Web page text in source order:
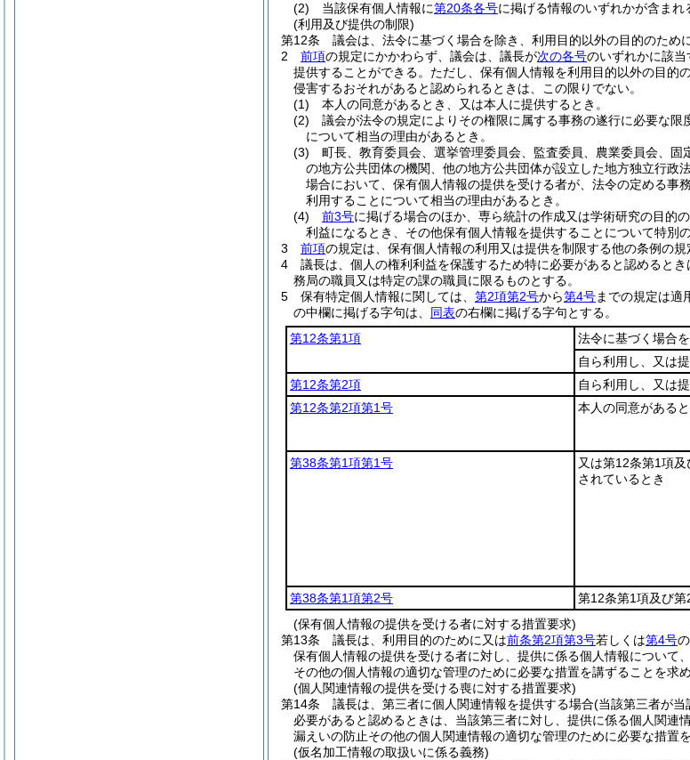
(2)
当該保有個人情報に第20条各号に掲げる情報のいずれかが含まれ
(利用及び提供の制限)
第12条
議会は、法令に基づく場合を除き、利用目的以外の目的のため
2
前項の規定にかかわらず、議会は、議長が次の各号のいずれかに該
提供することができる。 ただし、保有個人情報を利用目的以外の目的
侵害するおそれがあると認められるときは、この限りでない。
(1)
本人の同意があるとき、又は本人に提供するとき。
(2)
議会が法令の規定によりその権限に属する事務の遂行に必要な
について相当の理由があるとき。
(3)
町長、教育委員会、選挙管理委員会、監査委員、農業委員会、
の地方公共団体の機関、他の地方公共団体が設立した地方独立行
場合において、保有個人情報の提供を受ける者が、法令の定める
利用することについて相当の理由があるとき。
(4)
前3号に掲げる場合のほか、専ら統計の作成又は学術研究の目的
利益になるとき、その他保有個人情報を提供することについて特別
3
前項の規定は、保有個人情報の利用又は提供を制限する他の条例の規
4
議長は、個人の権利利益を保護するため特に必要があると認めると
務局の職員又は特定の課の職員に限るものとする。
5
保有特定個人情報に関しては、 第2項第2号から第4号までの規定は適
の中欄に掲げる字句は、 同表の右欄に掲げる字句とする。
第12条第1項
法令に基づく場合
自ら利用し、又は
第12条第2項
自ら利用し、又は
第12条第2項第1号
本人の同意がある
第38条第1項第1号
又は第12条第1項
されているとき
第38条第1項第2号
第12条第1項及び第
(保有個人情報の提供を受ける者に対する措置要求)
第13条
議長は、利用目的のために又は前条第2項第3号若しくは第4号
保有個人情報の提供を受ける者に対し、提供に係る個人情報につい
その他の個人情報の適切な管理のために必要な措置を講ずることを求
(個人関連情報の提供を受ける喪に対する措置要求)
第14条
議長は、第三者に個人関連情報を提供する場合(当該第三者が当
必要があると認めるときは、当該第三者に対し、提供に係る個人関
漏えいの防止その他の個人関連情報の適切な管理のために必要な措置
(仮名加工情報の取扱いに係る義務)